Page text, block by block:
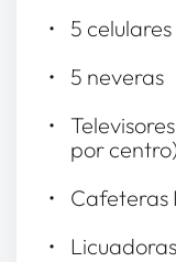
5 celulares
5 neveras
por centro)
Cafeteras
Licuadoras